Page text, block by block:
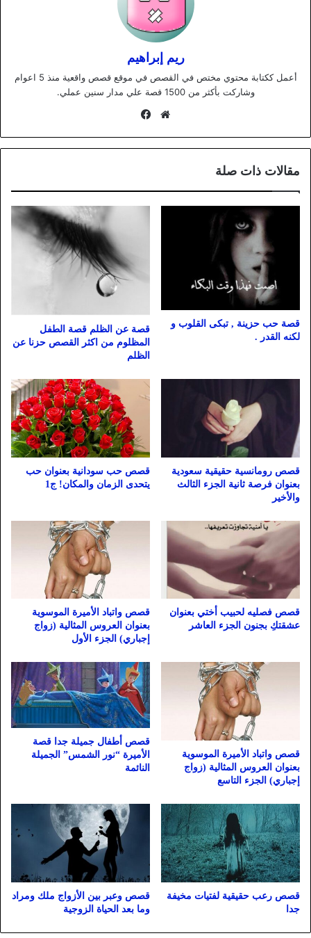
ريم إبراهيم
أعمل ككتابة محتوي مختص في القصص في موقع قصص واقعية منذ 5 اعوام
وشاركت بأكثر من 1500 قصة علي مدار سنين عملي.
موقع
مقالات ذات صلة
قصة حب حزينة , تبكى القلوب و
لكنه القدر .
قصة عن الظلم قصة الطفل
المظلوم من اكثر القصص حزنا عن
الظلم
قصص رومانسية حقيقية سعودية
بعنوان فرصة ثانية الجزء الثالث
والأخير
قصص حب سودانية بعنوان حب
يتحدى الزمان والمكان! ج1
قصص فصليه لحبيب أختي بعنوان
عشقتكِ بجنون الجزء العاشر
قصص واتباد الأميرة الموسوية
بعنوان العروس المثالية (زواج
إجباري) الجزء الأول
قصص واتباد الأميرة الموسوية
بعنوان العروس المثالية (زواج
إجباري) الجزء التاسع
قصص أطفال جميلة جدا قصة
الأميرة “نور الشمس” الجميلة
النائمة
قصص رعب حقيقية لفتيات مخيفة
جدا
قصص وعبر بين الأزواج ملك ومراد
وما بعد الحياة الزوجية